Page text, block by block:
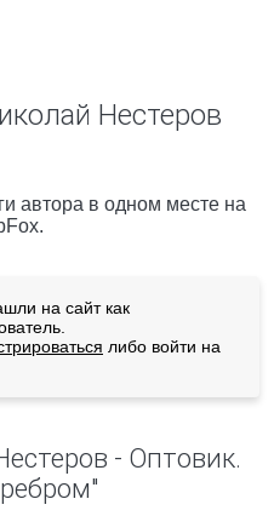
Нестеров
автора в одном месте на
на сайт как
либо войти на
- Оптовик.